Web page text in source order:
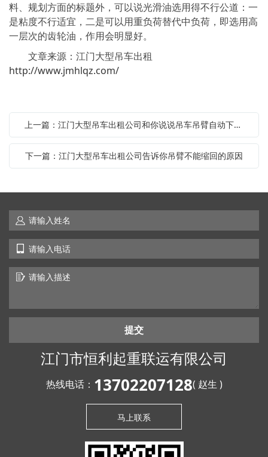
料、规划方面的标题外，可以说光滑油选用得不行公道：一
是粘度不行适宜，二是可以用重负荷替代中负荷，即选用高
一层次的齿轮油，作用会明显好。
文章来源：江门大型吊车出租
http://www.jmhlqz.com/
上一篇：江门大型吊车出租公司和你说说吊车吊臂自动下沉的原因
下一篇：江门大型吊车出租公司告诉你吊臂不能缩回的原因
提交
江门市恒利起重联运有限公司
热线电话： 13702207128( 赵生 )
马上联系